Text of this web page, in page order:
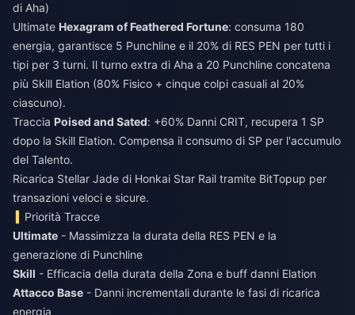
di Aha)
Ultimate Hexagram of Feathered Fortune: consuma 180
energia, garantisce 5 Punchline e il 20% di RES PEN per tutti i
tipi per 3 turni. Il turno extra di Aha a 20 Punchline concatena
più Skill Elation (80% Fisico + cinque colpi casuali al 20%
ciascuno).
Traccia Poised and Sated: +60% Danni CRIT, recupera 1 SP
dopo la Skill Elation. Compensa il consumo di SP per l'accumulo
del Talento.
Ricarica Stellar Jade di Honkai Star Rail tramite BitTopup per
transazioni veloci e sicure.
Priorità Tracce
Ultimate - Massimizza la durata della RES PEN e la
generazione di Punchline
Skill - Efficacia della durata della Zona e buff danni Elation
Attacco Base - Danni incrementali durante le fasi di ricarica
energia